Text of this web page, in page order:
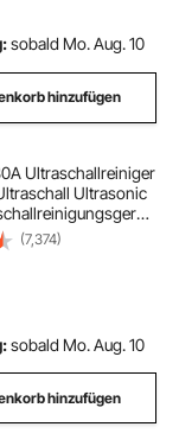
sobald Mo. Aug. 10
hinzufügen
Ultraschallreiniger
Ultrasonic
Anzeige für
und Zähne
(7,374)
sobald Mo. Aug. 10
hinzufügen